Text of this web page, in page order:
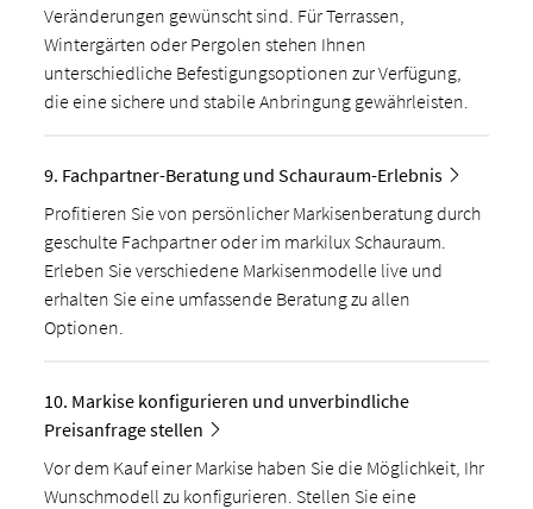
Veränderungen gewünscht sind. Für Terrassen,
Wintergärten oder Pergolen stehen Ihnen
unterschiedliche Befestigungsoptionen zur Verfügung,
die eine sichere und stabile Anbringung gewährleisten.
9. Fachpartner-Beratung und Schauraum-Erlebnis
Profitieren Sie von persönlicher Markisenberatung durch
geschulte Fachpartner oder im markilux Schauraum.
Erleben Sie verschiedene Markisenmodelle live und
erhalten Sie eine umfassende Beratung zu allen
Optionen.
10. Markise konfigurieren und unverbindliche
Preisanfrage stellen
Vor dem Kauf einer Markise haben Sie die Möglichkeit, Ihr
Wunschmodell zu konfigurieren. Stellen Sie eine